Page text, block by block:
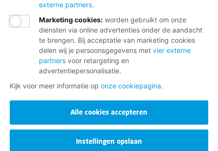
externe partners.
Marketing cookies: worden gebruikt om onze
diensten via online advertenties onder de aandacht
te brengen. Bij acceptatie van marketing cookies
delen wij je persoonsgegevens met vier externe
partners voor retargeting en
advertentiepersonalisatie.
Kijk voor meer informatie op onze cookiepagina.
Alle cookies accepteren
Instellingen opslaan